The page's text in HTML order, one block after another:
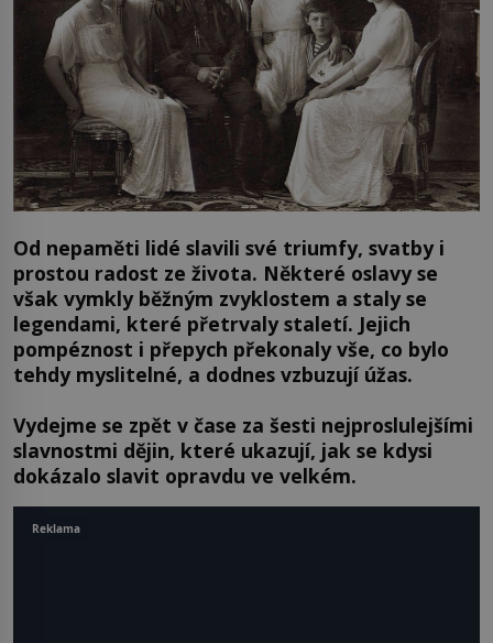
Od nepaměti lidé slavili své triumfy, svatby i
prostou radost ze života. Některé oslavy se
však vymkly běžným zvyklostem a staly se
legendami, které přetrvaly staletí. Jejich
pompéznost i přepych překonaly vše, co bylo
tehdy myslitelné, a dodnes vzbuzují úžas.
Vydejme se zpět v čase za šesti nejproslulejšími
slavnostmi dějin, které ukazují, jak se kdysi
dokázalo slavit opravdu ve velkém.
Reklama